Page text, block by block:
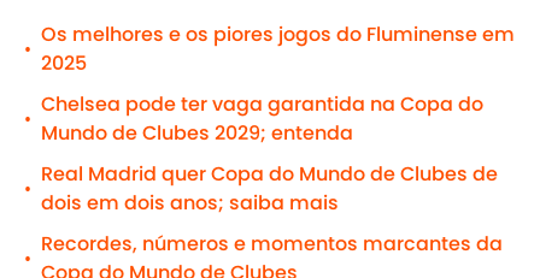
•
Os melhores e os piores jogos do Fluminense em
2025
•
Chelsea pode ter vaga garantida na Copa do
Mundo de Clubes 2029; entenda
•
Real Madrid quer Copa do Mundo de Clubes de
dois em dois anos; saiba mais
•
Recordes, números e momentos marcantes da